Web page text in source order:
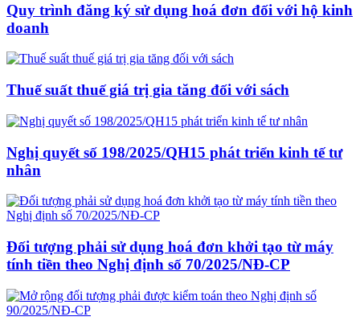
Quy trình đăng ký sử dụng hoá đơn đối với hộ kinh
doanh
Thuế suất thuế giá trị gia tăng đối với sách
Nghị quyết số 198/2025/QH15 phát triển kinh tế tư
nhân
Đối tượng phải sử dụng hoá đơn khởi tạo từ máy
tính tiền theo Nghị định số 70/2025/NĐ-CP